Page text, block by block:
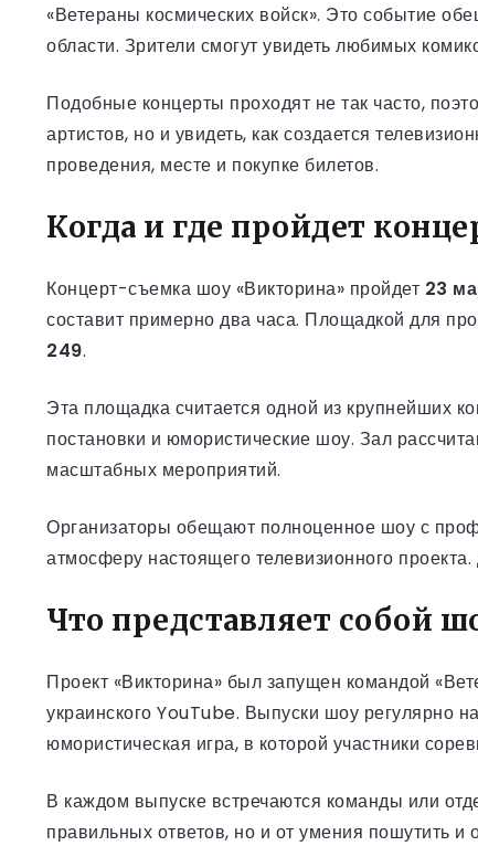
«Ветераны космических войск». Это событие
области. Зрители смогут увидеть любимых
Подобные концерты проходят не так часто,
артистов, но и увидеть, как создается
проведения, месте и покупке билетов.
Когда и где пройдет
Концерт-съемка шоу «Викторина» пройдет 23
составит примерно два часа. Площадкой для
249.
Эта площадка считается одной из крупнейших
постановки и юмористические шоу. Зал
масштабных мероприятий.
Организаторы обещают полноценное шоу с
атмосферу настоящего телевизионного
Что представляет собой
Проект «Викторина» был запущен командой
украинского YouTube. Выпуски шоу регулярно
юмористическая игра, в которой участники
В каждом выпуске встречаются команды или
правильных ответов, но и от умения пошутить